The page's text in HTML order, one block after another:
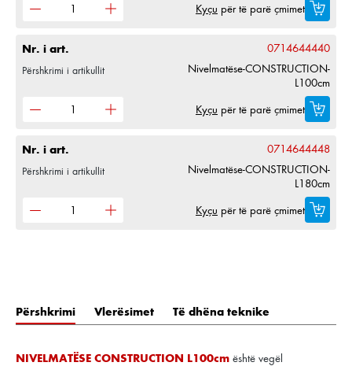
Kyçu për të parë çmimet
Nr. i art. 0714644440
Përshkrimi i artikullit
Nivelmatëse-CONSTRUCTION-
L100cm
Kyçu për të parë çmimet
Nr. i art. 0714644448
Përshkrimi i artikullit
Nivelmatëse-CONSTRUCTION-
L180cm
Kyçu për të parë çmimet
Përshkrimi Vlerësimet Të dhëna teknike
NIVELMATËSE CONSTRUCTION L100cm është vegël